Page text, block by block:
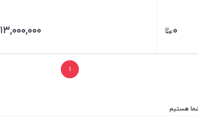
۰ ۱۳,۰۰۰,۰۰۰
۱